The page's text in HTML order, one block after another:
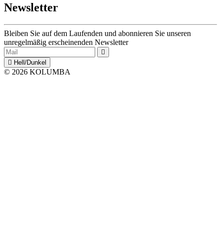
Newsletter
Bleiben Sie auf dem Laufenden und abonnieren Sie unseren
unregelmäßig erscheinenden Newsletter
Hell/Dunkel
© 2026 KOLUMBA